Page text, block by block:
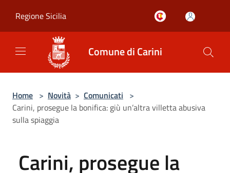
Regione Sicilia
Comune di Carini
Home > Novità > Comunicati >
Carini, prosegue la bonifica: giù un’altra villetta abusiva
sulla spiaggia
Carini, prosegue la